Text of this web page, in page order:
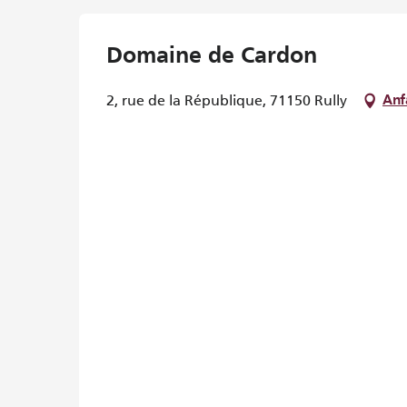
Domaine de Cardon
2, rue de la République, 71150 Rully